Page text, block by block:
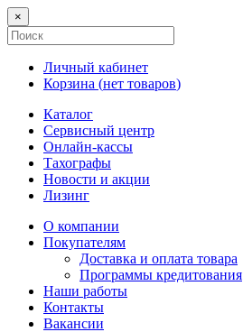
×
Личный кабинет
Корзина (нет товаров)
Каталог
Сервисный центр
Онлайн-кассы
Тахографы
Новости и акции
Лизинг
О компании
Покупателям
Доставка и оплата товара
Программы кредитования
Наши работы
Контакты
Вакансии